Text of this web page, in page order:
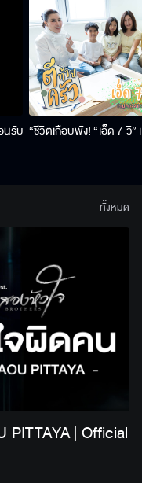
นรับ “ชีวิตเกือบพัง! “เอ็ด 7 วิ
PITTAYA | Official
ทั้งหมด